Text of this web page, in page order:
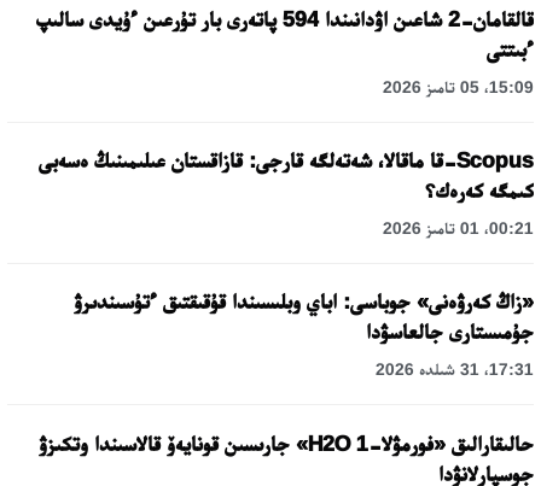
قالقامان-2 شاعىن اۋدانىندا 594 پاتەرى بار تۇرعىن ءۇيدى سالىپ
ءبىتتى
15:09، 05 تامىز 2026
Scopus-قا ماقالا، شەتەلگە قارجى: قازاقستان عىلىمىنىڭ ەسەبى
كىمگە كەرەك؟
00:21، 01 تامىز 2026
«زاڭ كەرۋەنى» جوباسى: اباي وبلىسىندا قۇقىقتىق ءتۇسىندىرۋ
جۇمىستارى جالعاسۋدا
17:31، 31 شىلدە 2026
حالىقارالىق «فورمۋلا-1 H2O» جارىسىن قونايەۆ قالاسىندا وتكىزۋ
جوسپارلانۋدا